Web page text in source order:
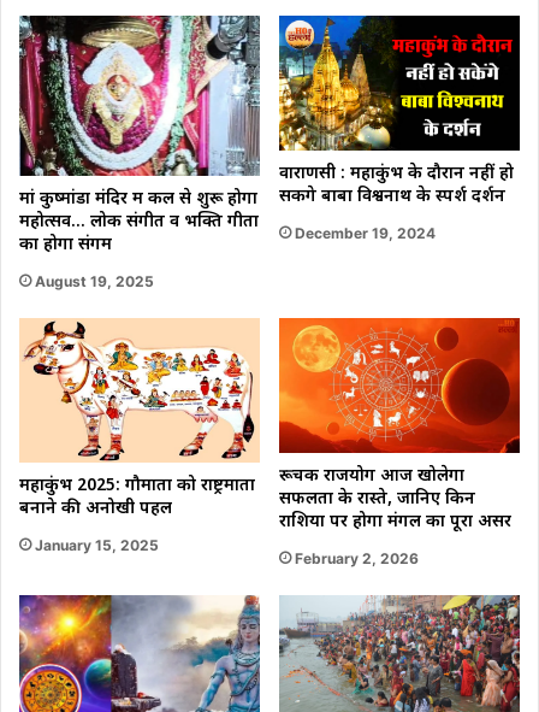
मां कुष्मांडा मंदिर में कल से शुरू होगा
महोत्सव… लोक संगीत व भक्ति गीतों
का होगा संगम
August 19, 2025
वाराणसी : महाकुंभ के दौरान नहीं हो
सकेंगे बाबा विश्वनाथ के स्पर्श दर्शन
December 19, 2024
महाकुंभ 2025: गौमाता को राष्ट्रमाता
बनाने की अनोखी पहल
January 15, 2025
रूचक राजयोग आज खोलेगा
सफलता के रास्ते, जानिए किन
राशियों पर होगा मंगल का पूरा असर
February 2, 2026